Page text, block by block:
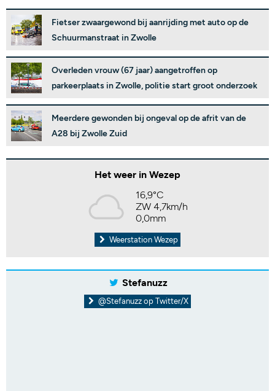
Fietser zwaargewond bij aanrijding met auto op de
Schuurmanstraat in Zwolle
Overleden vrouw (67 jaar) aangetroffen op
parkeerplaats in Zwolle, politie start groot onderzoek
Meerdere gewonden bij ongeval op de afrit van de
A28 bij Zwolle Zuid
Het weer in Wezep
16,9°C
ZW 4,7km/h
0,0mm
Weerstation Wezep
Stefanuzz
@Stefanuzz op Twitter/X